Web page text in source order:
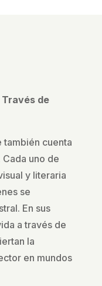
de
también cuenta
uno de
y literaria
se
En sus
a través de
la
en mundos